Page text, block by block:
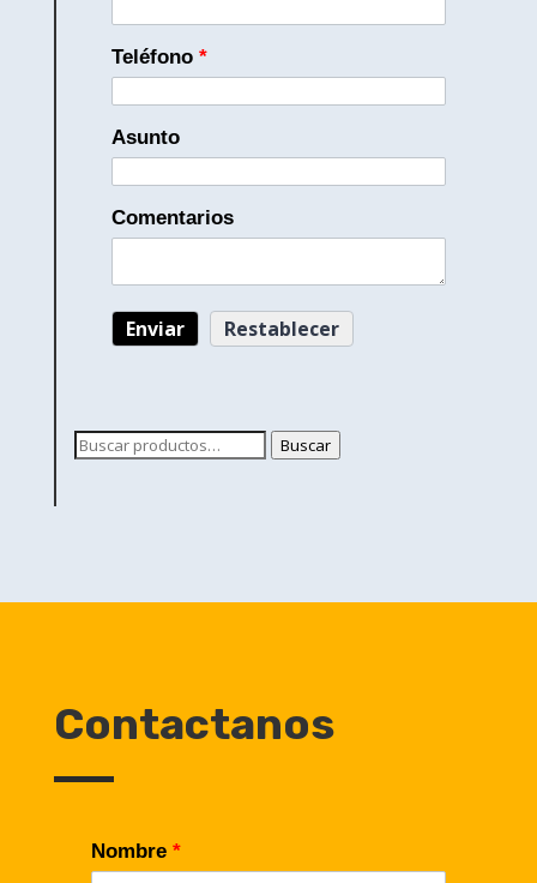
Teléfono *
Asunto
Comentarios
Buscar
Buscar
Contactanos
Nombre *